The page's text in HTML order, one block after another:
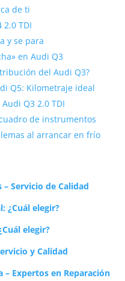
de ti
TDI
y se para
en Audi Q3
del Audi Q3?
Q5: Kilometraje ideal
Q3 2.0 TDI
de instrumentos
al arrancar en frío
Servicio de Calidad
¿Cuál elegir?
elegir?
y Calidad
– Expertos en Reparación